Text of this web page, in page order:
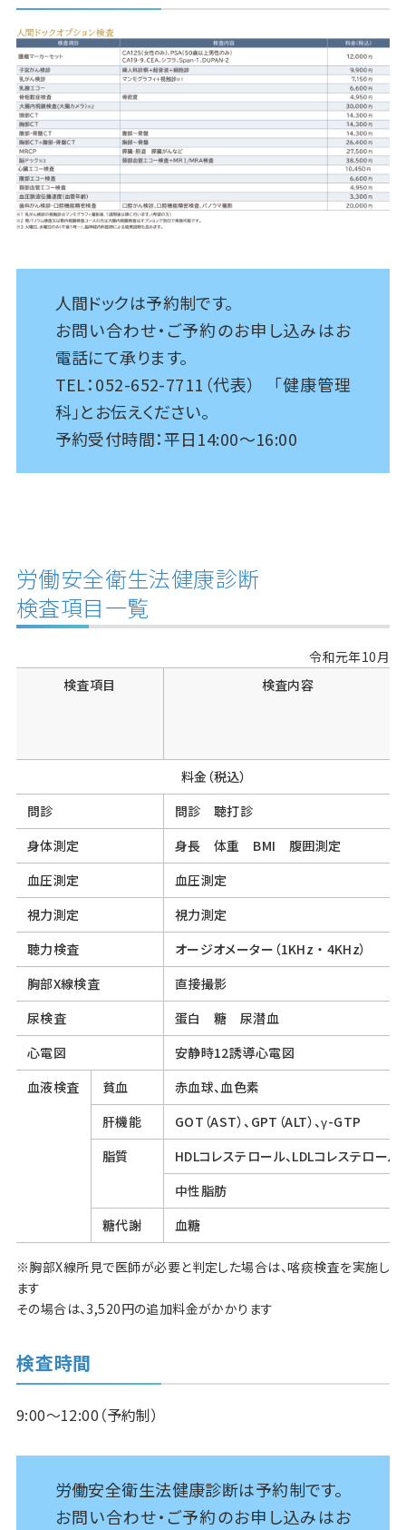
人間ドックは予約制です。
お問い合わせ・ご予約のお申し込みはお
電話にて承ります。
TEL：052-652-7711（代表） 「健康管理
科」とお伝えください。
予約受付時間：平日14:00～16:00
労働安全衛生法健康診断
検査項目一覧
令和元年10月
検査項目
検査内容
料金（税込）
問診
問診 聴打診
身体測定
身長 体重 BMI 腹囲測定
血圧測定
血圧測定
視力測定
視力測定
聴力検査
オージオメーター（1KHz ・ 4KHz）
胸部X線検査
直接撮影
尿検査
蛋白 糖 尿潜血
心電図
安静時12誘導心電図
血液検査
貧血
赤血球、血色素
肝機能
GOT（AST）、GPT（ALT）、γ-GTP
脂質
HDLコレステロール、LDLコレステロール
中性脂肪
糖代謝
血糖
※胸部X線所見で医師が必要と判定した場合は、喀痰検査を実施し
ます
その場合は、3,520円の追加料金がかかります
検査時間
9:00～12:00（予約制）
労働安全衛生法健康診断は予約制です。
お問い合わせ・ご予約のお申し込みはお